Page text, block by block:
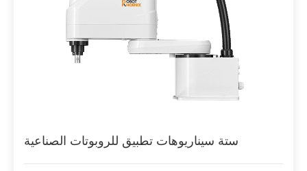
ستة سيناريوهات تطبيق للروبوتات الصناعية